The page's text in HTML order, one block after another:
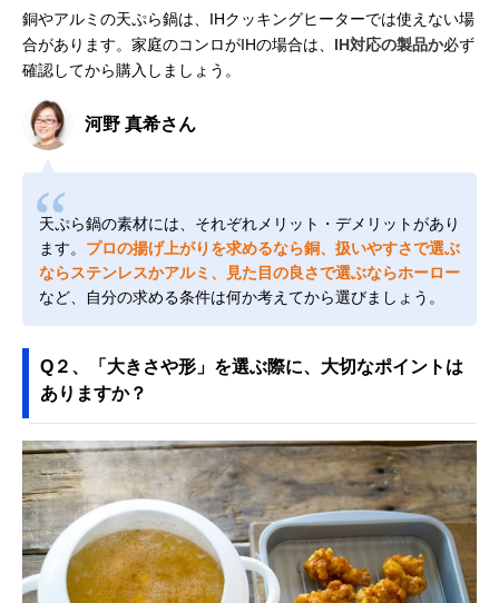
銅やアルミの天ぷら鍋は、IHクッキングヒーターでは使えない場
合があります。家庭のコンロがIHの場合は、 IH対応の製品か必ず
確認してから購入しましょう。
河野 真希さん
天ぷら鍋の素材には、それぞれメリット・デメリットがあり
ます。 プロの揚げ上がりを求めるなら銅、扱いやすさで選ぶ
ならステンレスかアルミ、見た目の良さで選ぶならホーロー
など、自分の求める条件は何か考えてから選びましょう。
Q２、「大きさや形」を選ぶ際に、大切なポイントは
ありますか？